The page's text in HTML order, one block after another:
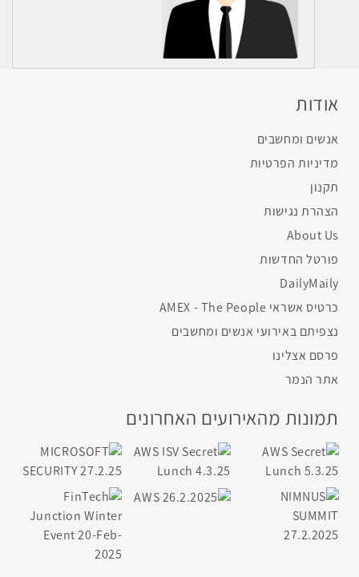
אודות
אנשים ומחשבים
מדיניות הפרטיות
תקנון
הצהרת נגישות
About Us
פורטל החדשות
DailyMaily
כרטיס אשראי AMEX - The People
נצפיתם באירועי אנשים ומחשבים
פרסם אצלינו
אתר הנמר
תמונות מהאירועים האחרונים